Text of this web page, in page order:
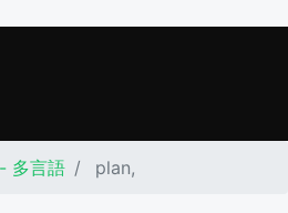
多言語 plan,